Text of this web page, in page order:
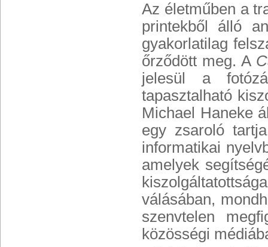
Az életműben a
printekből álló
gyakorlatilag
őrződött meg. A
jelesül a
tapasztalható
Michael Haneke
egy zsaroló
informatikai
amelyek
válásában,
szenvtelen
közösségi